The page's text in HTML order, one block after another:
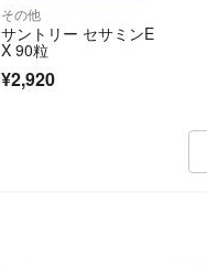
その他
サントリー セサミンE
X 90粒
¥2,920